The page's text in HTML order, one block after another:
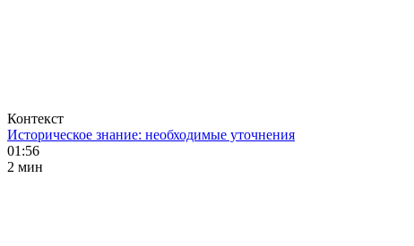
Контекст
Историческое знание: необходимые уточнения
01:56
2 мин